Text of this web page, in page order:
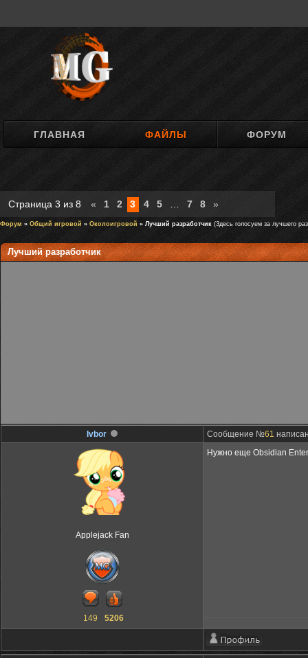
ГЛАВНАЯ ФАЙЛЫ ФОРУМ
Страница 3 из 8 « 1 2 3 4 5 7 8 »
Форум » Общий игровой » Околоигровой » Лучший разработчик (Здесь голосуем за лучшего
Лучший разработчик
Ivbor Сообщение №61
Applejack Fan
149 5206
Нужно еще Obsidian